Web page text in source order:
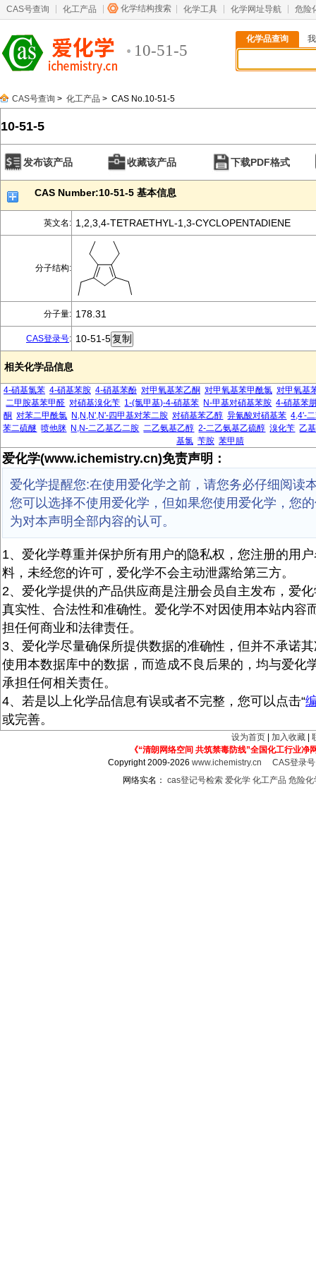
CAS号查询 化工产品 化学结构搜索 化学工具 化学网址导航 危险
10-51-5
化学品查询
CAS号查询 > 化工产品 > CAS No.10-51-5
10-51-5
发布该产品 收藏该产品 下载PDF格式
CAS Number:10-51-5 基本信息
英文名: 1,2,3,4-TETRAETHYL-1,3-CYCLOPENTADIENE
分子结构:
分子量: 178.31
CAS登录号: 10-51-5
相关化学品信息
4-硝基氯苯 4-硝基苯胺 4-硝基苯酚 对甲氧基苯乙酮 对甲氧基苯甲酰氯 对甲氧基
二甲胺基苯甲醛 对硝基溴化苄 1-(氯甲基)-4-硝基苯 N-甲基对硝基苯胺 4-硝基苯
酮 对苯二甲酰氯 N,N,N',N'-四甲基对苯二胺 对硝基苯乙醇 异氰酸对硝基苯 4,4'-
苯二硫醚 喷他脒 N,N-二乙基乙二胺 二乙氨基乙醇 2-二乙氨基乙硫醇 溴化苄 乙
基氯 苄胺 苯甲腈
爱化学(www.ichemistry.cn)免责声明：
爱化学提醒您:在使用爱化学之前，请您务必仔细阅读
您可以选择不使用爱化学，但如果您使用爱化学，您
为对本声明全部内容的认可。
1、爱化学尊重并保护所有用户的隐私权，您注册的用
料，未经您的许可，爱化学不会主动泄露给第三方。
2、爱化学提供的产品供应商是注册会员自主发布，爱
真实性、合法性和准确性。爱化学不对因使用本站内容
担任何商业和法律责任。
3、爱化学尽量确保所提供数据的准确性，但并不承诺
使用本数据库中的数据，而造成不良后果的，均与爱化
承担任何相关责任。
4、若是以上化学品信息有误或者不完整，您可以点击“
或完善。
设为首页 加入收藏
《“清朗网络空间 共筑禁毒防线”全国化工行业净
Copyright 2009-2026www.ichemistry.cn
CAS登录
网络实名： cas登记号检索 爱化学 化工产品 危险化